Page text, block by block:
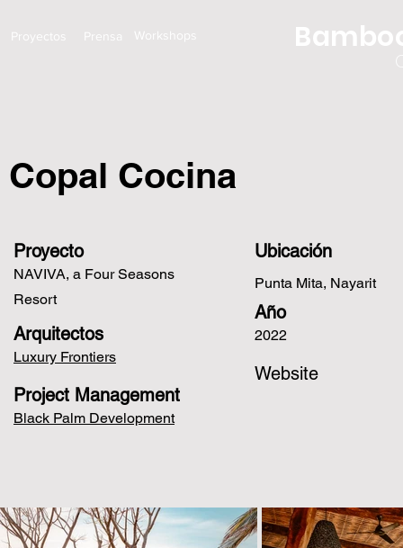
Proyectos Prensa Workshops
Copal Cocina
Proyecto
NAVIVA, a Four Seasons
Resort
Arquitectos
Luxury Frontiers
Project Management
Black Palm Development
Ubicación
Punta Mita, Nayarit
Año
2022
Website